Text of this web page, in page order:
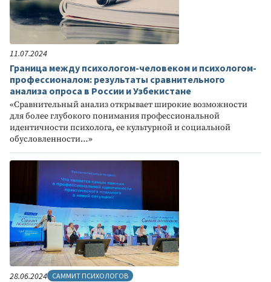
11.07.2024
Граница между психологом-человеком и психологом-
профессионалом: результаты сравнительного
анализа опроса в России и Узбекистане
«Сравнительный анализ открывает широкие возможности
для более глубокого понимания профессиональной
идентичности психолога, ее культурной и социальной
обусловленности…»
28.06.2024 САММИТ ПСИХОЛОГОВ